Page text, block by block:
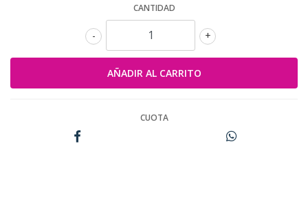
CANTIDAD
+
-
CUOTA